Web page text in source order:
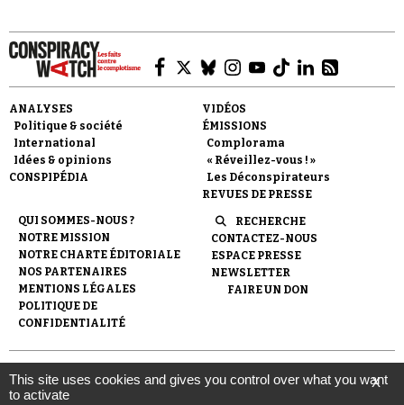
Faire un don
Demander à Vera
ANALYSES
Politique & société
International
Idées & opinions
CONSPIPÉDIA
VIDÉOS
ÉMISSIONS
Complorama
« Réveillez-vous ! »
Les Déconspirateurs
REVUES DE PRESSE
QUI SOMMES-NOUS ?
NOTRE MISSION
NOTRE CHARTE ÉDITORIALE
NOS PARTENAIRES
MENTIONS LÉGALES
POLITIQUE DE
CONFIDENTIALITÉ
RECHERCHE
CONTACTEZ-NOUS
ESPACE PRESSE
NEWSLETTER
FAIRE UN DON
© 2007- 2026 Conspiracy Watch | Une réalisation de
l'Observatoire du conspirationnisme (association loi de 1901) avec
le soutien de la Fondation pour la Mémoire de la Shoah.
X
This site uses cookies and gives you control over what you want
to activate